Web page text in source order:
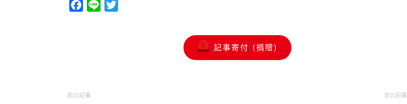
Facebook
Line
記事寄付 (捐贈)
前の記事 次の記事